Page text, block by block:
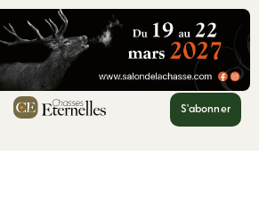
S'abonner